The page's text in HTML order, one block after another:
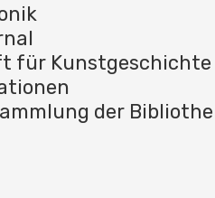
für Kunstgeschichte
der